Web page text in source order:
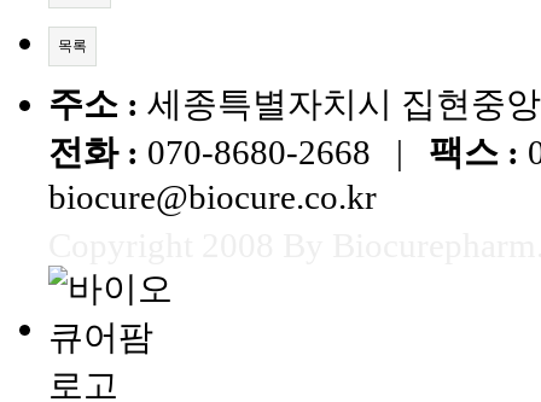
목록
주소 : 세종특별자치시 집현중
전화 : 070-8680-2668 | 팩스 :
biocure@biocure.co.kr